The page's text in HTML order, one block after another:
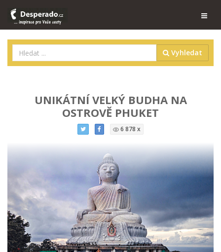
Vyhledat
UNIKÁTNÍ VELKÝ BUDHA NA
OSTROVĚ PHUKET
6 878 x